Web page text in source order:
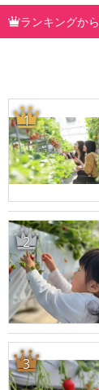
ランキングか
1
2
3